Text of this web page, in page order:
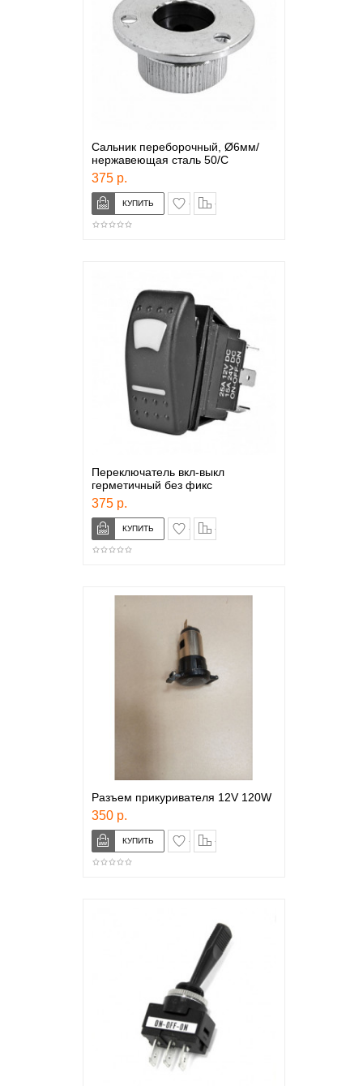
Сальник переборочный, Ø6мм/
нержавеющая сталь 50/С
375 р.
в закладки
Переключатель вкл-выкл
герметичный без фикс
375 р.
в закладки
Разъем прикуривателя 12V 120W
350 р.
в закладки